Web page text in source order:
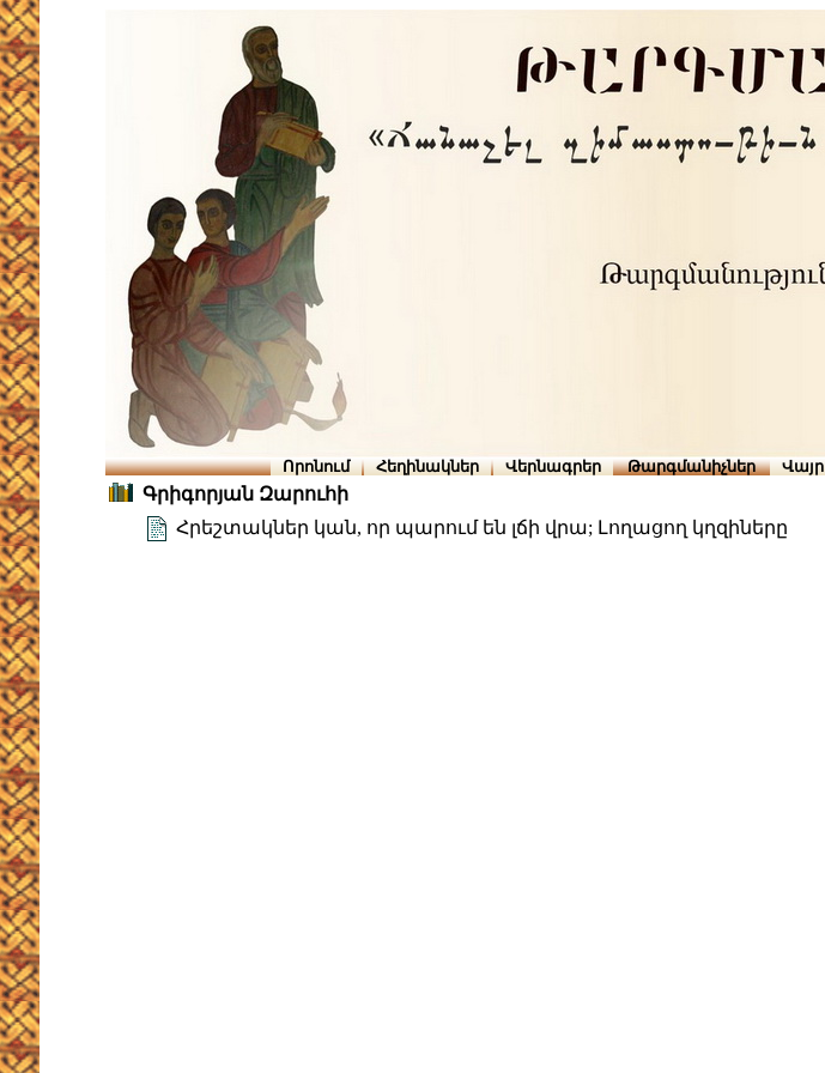
Որոնում Հեղինակներ Վերնագրեր Թարգմանիչներ Վայր
Գրիգորյան Զարուհի
Հրեշտակներ կան, որ պարում են լճի վրա; Լողացող կղզիները